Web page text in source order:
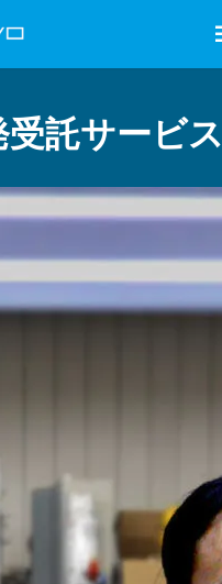
受託サービス